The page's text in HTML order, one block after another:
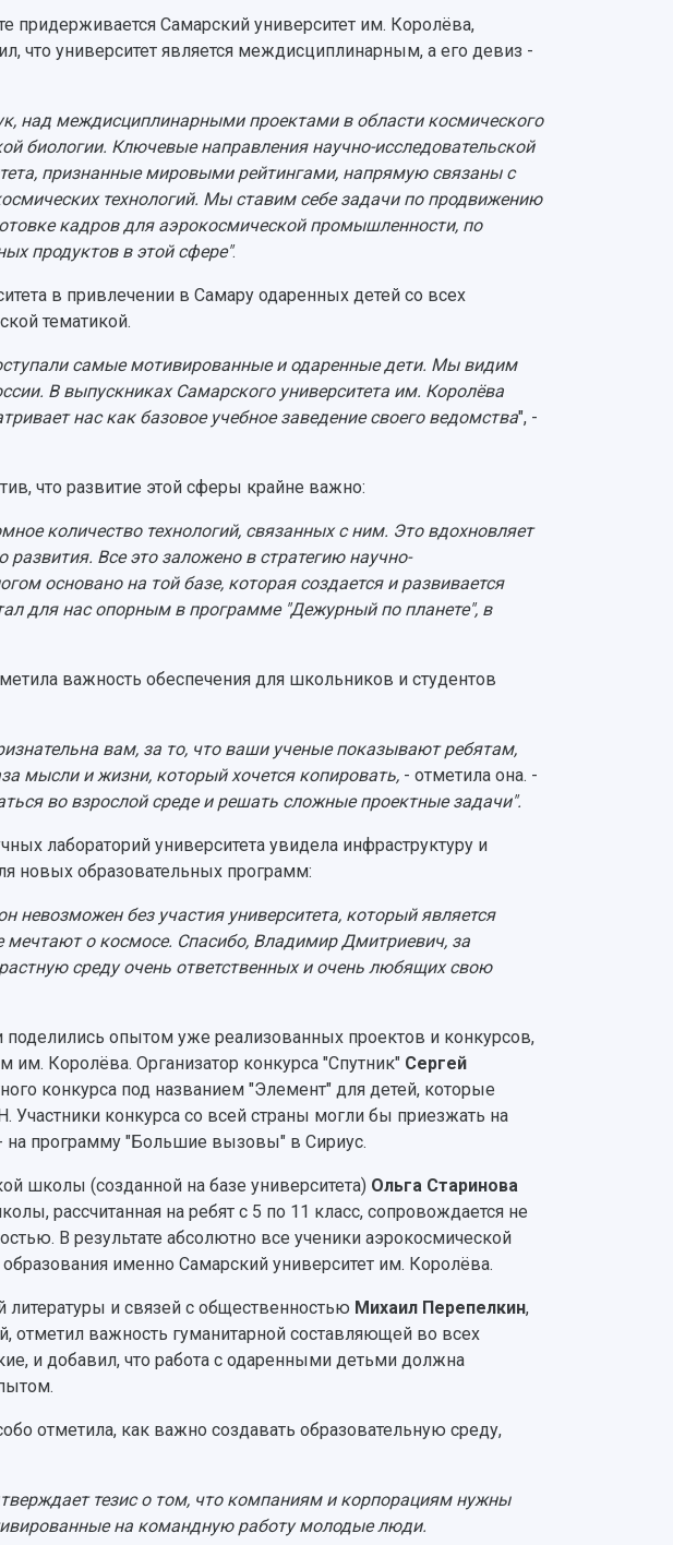
придерживается Самарский университет им. Королёва,
что университет является междисциплинарным, а его девиз -
над междисциплинарными проектами в области космического
биологии. Ключевые направления научно-исследовательской
признанные мировыми рейтингами, напрямую связаны с
технологий. Мы ставим себе задачи по продвижению
кадров для аэрокосмической промышленности, по
продуктов в этой сфере".
в привлечении в Самару одаренных детей со всех
тематикой.
самые мотивированные и одаренные дети. Мы видим
В выпускниках Самарского университета им. Королёва
нас как базовое учебное заведение своего ведомства", -
что развитие этой сферы крайне важно:
количество технологий, связанных с ним. Это вдохновляет
Все это заложено в стратегию научно-
основано на той базе, которая создается и развивается
для нас опорным в программе "Дежурный по планете", в
важность обеспечения для школьников и студентов
вам, за то, что ваши ученые показывают ребятам,
мысли и жизни, который хочется копировать, - отметила она. -
во взрослой среде и решать сложные проектные задачи".
лабораторий университета увидела инфраструктуру и
новых образовательных программ:
невозможен без участия университета, который является
мечтают о космосе. Спасибо, Владимир Дмитриевич, за
среду очень ответственных и очень любящих свою
поделились опытом уже реализованных проектов и конкурсов,
Королёва. Организатор конкурса "Спутник" Сергей
конкурса под названием "Элемент" для детей, которые
Участники конкурса со всей страны могли бы приезжать на
на программу "Большие вызовы" в Сириус.
школы (созданной на базе университета) Ольга Старинова
рассчитанная на ребят с 5 по 11 класс, сопровождается не
В результате абсолютно все ученики аэрокосмической
именно Самарский университет им. Королёва.
и связей с общественностью Михаил Перепелкин,
отметил важность гуманитарной составляющей во всех
и добавил, что работа с одаренными детьми должна
отметила, как важно создавать образовательную среду,
тезис о том, что компаниям и корпорациям нужны
на командную работу молодые люди.